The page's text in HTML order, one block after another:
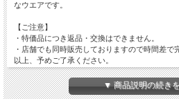
なウエアです。
【ご注意】
・特価品につき返品・交換はできません。
・店舗でも同時販売しておりますので時間差で
以上、予めご了承ください。
▼ 商品説明の続き